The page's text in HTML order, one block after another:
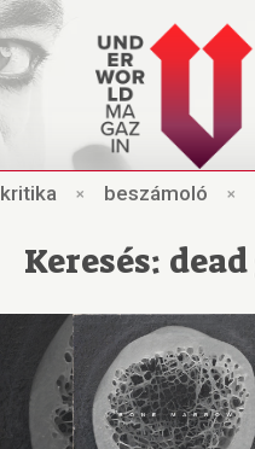
kritika × beszámoló ×
Keresés: